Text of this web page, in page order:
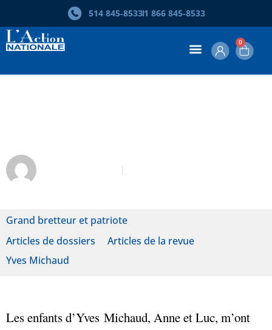
514 845‑85331 866 845‑8533
0
Grand bretteur et patriote
Articles de dossiers
Articles de la revue
Yves Michaud
Les enfants d’Yves Michaud, Anne et Luc, m’ont